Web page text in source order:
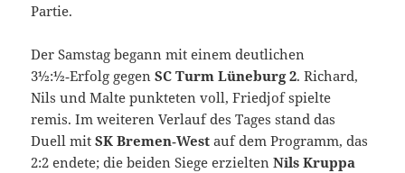
Partie.
Der Samstag begann mit einem deutlichen
3½:½‑Erfolg gegenSC Turm Lüneburg 2. Richard,
Nils und Malte punkteten voll, Friedjof spielte
remis. Im weiteren Verlauf des Tages stand das
Duell mitSK Bremen‑West auf dem Programm, das
2:2 endete; die beiden Siege erzieltenNils Kruppa